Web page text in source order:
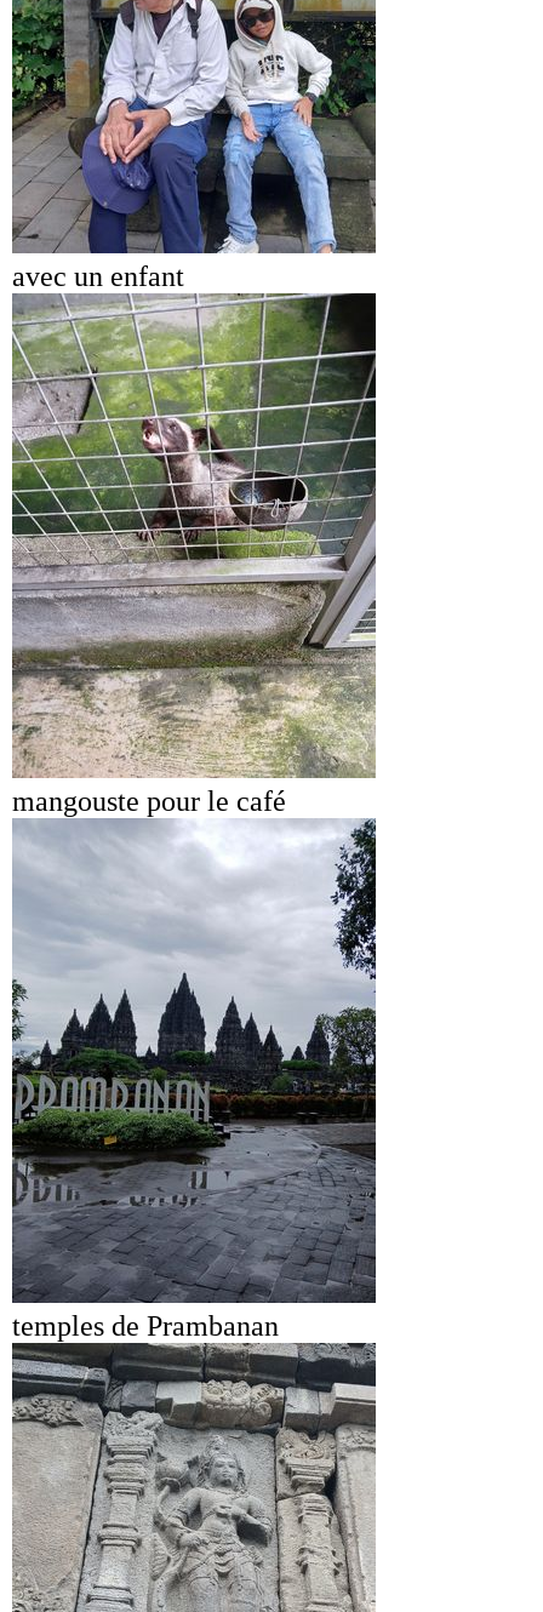
avec un enfant
mangouste pour le café
temples de Prambanan